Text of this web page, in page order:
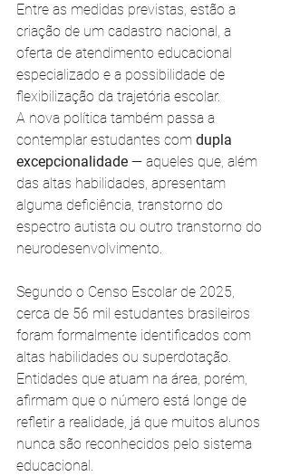
Entre as medidas previstas, estão a
criação de um cadastro nacional, a
oferta de atendimento educacional
especializado e a possibilidade de
flexibilização da trajetória escolar.
A nova política também passa a
contemplar estudantes com dupla
excepcionalidade — aqueles que, além
das altas habilidades, apresentam
alguma deficiência, transtorno do
espectro autista ou outro transtorno do
neurodesenvolvimento.
Segundo o Censo Escolar de 2025,
cerca de 56 mil estudantes brasileiros
foram formalmente identificados com
altas habilidades ou superdotação.
Entidades que atuam na área, porém,
afirmam que o número está longe de
refletir a realidade, já que muitos alunos
nunca são reconhecidos pelo sistema
educacional.